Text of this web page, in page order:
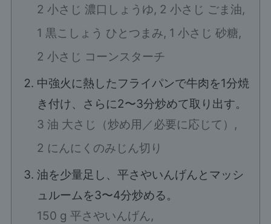
2 小さじ 濃口しょうゆ, 2 小さじ ごま油,
1 黒こしょう ひとつまみ, 1 小さじ 砂糖,
2 小さじ コーンスターチ
中強火に熱したフライパンで牛肉を1分焼
き付け、さらに2〜3分炒めて取り出す。
3 油 大さじ（炒め用／必要に応じて）,
2 にんにくのみじん切り
油を少量足し、平さやいんげんとマッシ
ュルームを3〜4分炒める。
150 g 平さやいんげん,